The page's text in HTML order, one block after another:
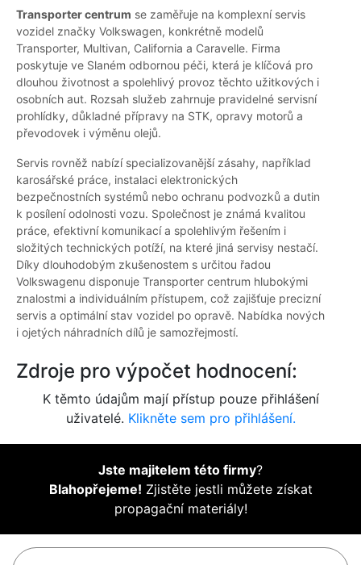
Transporter centrum se zaměřuje na komplexní servis
vozidel značky Volkswagen, konkrétně modelů
Transporter, Multivan, California a Caravelle. Firma
poskytuje ve Slaném odbornou péči, která je klíčová pro
dlouhou životnost a spolehlivý provoz těchto užitkových i
osobních aut. Rozsah služeb zahrnuje pravidelné servisní
prohlídky, důkladné přípravy na STK, opravy motorů a
převodovek i výměnu olejů.
Servis rovněž nabízí specializovanější zásahy, například
karosářské práce, instalaci elektronických
bezpečnostních systémů nebo ochranu podvozků a dutin
k posílení odolnosti vozu. Společnost je známá kvalitou
práce, efektivní komunikací a spolehlivým řešením i
složitých technických potíží, na které jiná servisy nestačí.
Díky dlouhodobým zkušenostem s určitou řadou
Volkswagenu disponuje Transporter centrum hlubokými
znalostmi a individuálním přístupem, což zajišťuje precizní
servis a optimální stav vozidel po opravě. Nabídka nových
i ojetých náhradních dílů je samozřejmostí.
Zdroje pro výpočet hodnocení:
K těmto údajům mají přístup pouze přihlášení
uživatelé. Klikněte sem pro přihlášení.
Jste majitelem této firmy?
Blahopřejeme! Zjistěte jestli můžete získat
propagační materiály!